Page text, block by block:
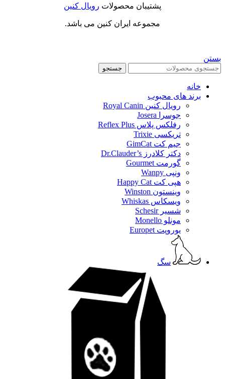
پشتیبان محصولات رویال کنین
مجموعه ایران کنین می باشد.
بستن
جستجو
خانه
برند های محبوب
رویال کنین Royal Canin
جوسرا Josera
رفلکس پلاس Reflex Plus
تریکسی Trixie
جیم کت GimCat
دکتر کلادرز Dr.Clauder’s
گورمت Gourmet
ونپی Wanpy
هپی کت Happy Cat
وینستون Winston
ویسکاس Whiskas
شسیر Schesir
مونلو Monello
یوروپت Europet
سگ